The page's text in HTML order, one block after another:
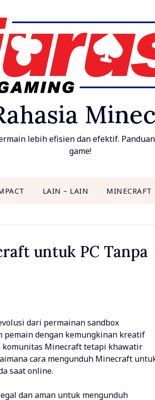
lebih efisien dan efektif.
game!
LAIN – LAIN MINECRAFT
untuk PC Tanpa
dari permainan sandbox
pemain dengan kemungkinan kreatif
komunitas Minecraft tetapi khawatir
cara mengunduh Minecraft
saat online.
dan aman untuk mengunduh